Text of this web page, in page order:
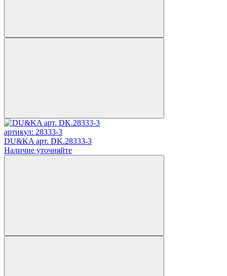
артикул: 28333-3
DU&KA арт. DK.28333-3
Наличие уточняйте